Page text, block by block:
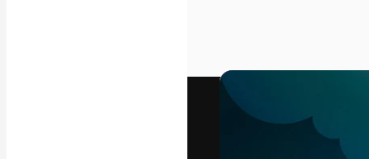
動画
映像素材
モーショングラフィックス
動画テンプレート